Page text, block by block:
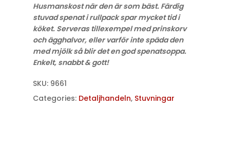
Husmanskost när den är som bäst. Färdig
stuvad spenat i rullpack spar mycket tid i
köket. Serveras tillexempel med prinskorv
och ägghalvor, eller varför inte späda den
med mjölk så blir det en god spenatsoppa.
Enkelt, snabbt & gott!
SKU: 9661
Categories: Detaljhandeln, Stuvningar